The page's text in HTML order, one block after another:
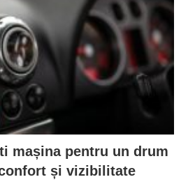
mașina pentru un drum
și vizibilitate